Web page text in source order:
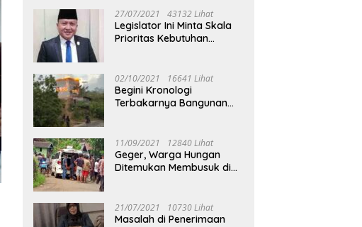
27/07/2021 43132 Lihat
Legislator Ini Minta Skala
Prioritas Kebutuhan
02/10/2021 16641 Lihat
Begini Kronologi
Terbakarnya Bangunan
11/09/2021 12840 Lihat
Geger, Warga Hungan
Ditemukan Membusuk di
21/07/2021 10730 Lihat
Masalah di Penerimaan